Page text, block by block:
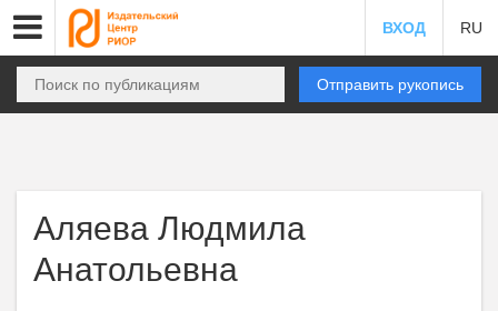
ВХОД RU
Отправить рукопись
Аляева Людмила
Анатольевна